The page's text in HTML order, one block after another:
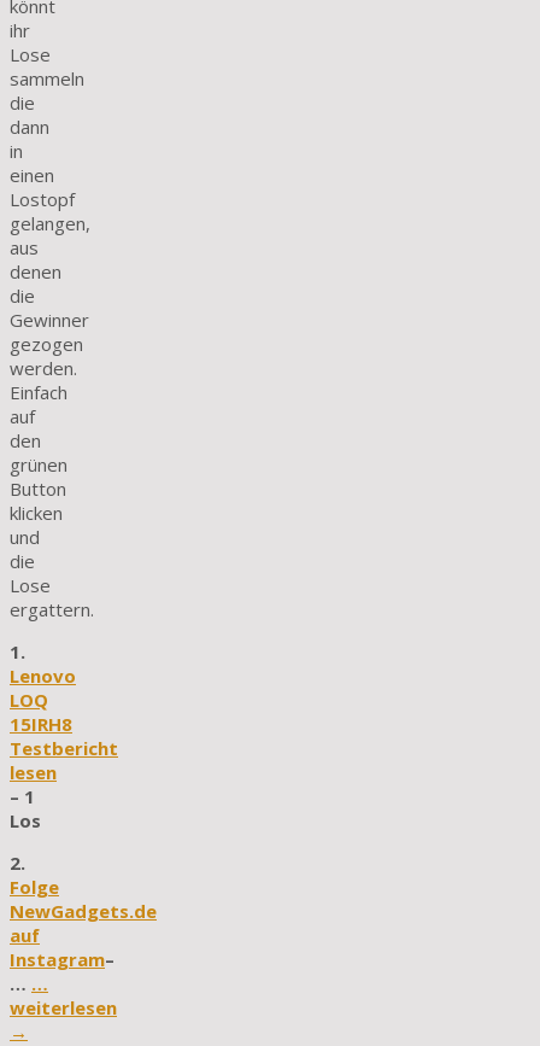
könnt
ihr
Lose
sammeln
die
dann
in
einen
Lostopf
gelangen,
aus
denen
die
Gewinner
gezogen
werden.
Einfach
auf
den
grünen
Button
klicken
und
die
Lose
ergattern.
1.
Lenovo
LOQ
15IRH8
Testbericht
lesen
– 1
Los
2.
Folge
NewGadgets.de
auf
Instagram–
… …
weiterlesen
→